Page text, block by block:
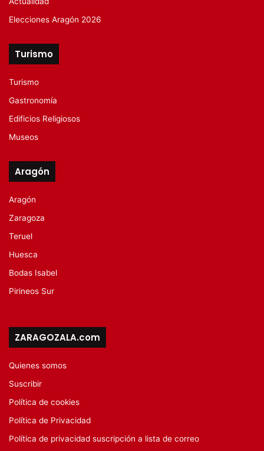
Elecciones Aragón 2026
Turismo
Turismo
Gastronomía
Edificios Religiosos
Museos
Aragón
Aragón
Zaragoza
Teruel
Huesca
Bodas Isabel
Pirineos Sur
ZARAGOZALA.com
Quienes somos
Suscribir
Política de cookies
Política de Privacidad
Política de privacidad suscripción a lista de correo